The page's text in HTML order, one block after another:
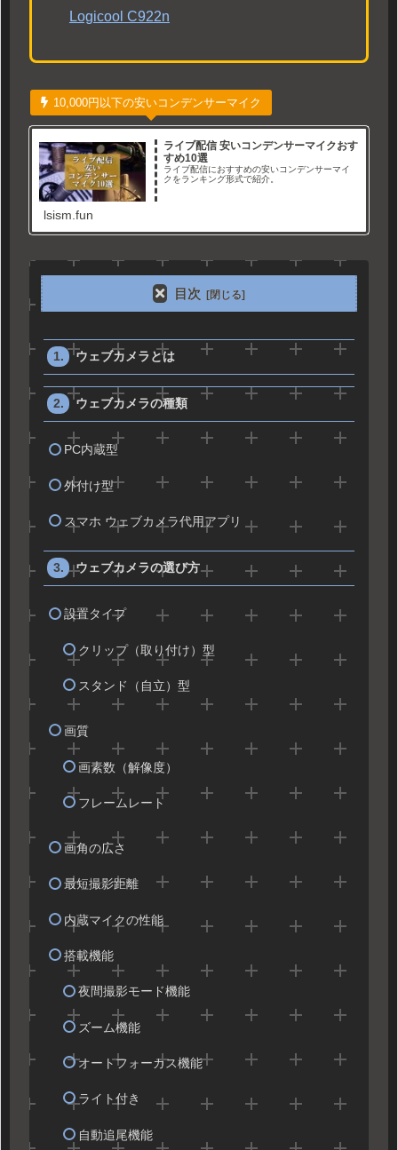
Logicool C922n
10,000円以下の安いコンデンサーマイク
ライブ配信 安いコンデンサーマイクおす
すめ10選
ライブ配信におすすめの安いコンデンサーマイ
クをランキング形式で紹介。
lsism.fun
目次
ウェブカメラとは
ウェブカメラの種類
PC内蔵型
外付け型
スマホ ウェブカメラ代用アプリ
ウェブカメラの選び方
設置タイプ
クリップ（取り付け）型
スタンド（自立）型
画質
画素数（解像度）
フレームレート
画角の広さ
最短撮影距離
内蔵マイクの性能
搭載機能
夜間撮影モード機能
ズーム機能
オートフォーカス機能
ライト付き
自動追尾機能